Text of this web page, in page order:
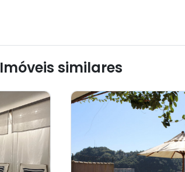
Imóveis similares